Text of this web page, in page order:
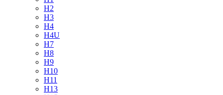
H2
H3
H4
H4U
H7
H8
H9
H10
H11
H13